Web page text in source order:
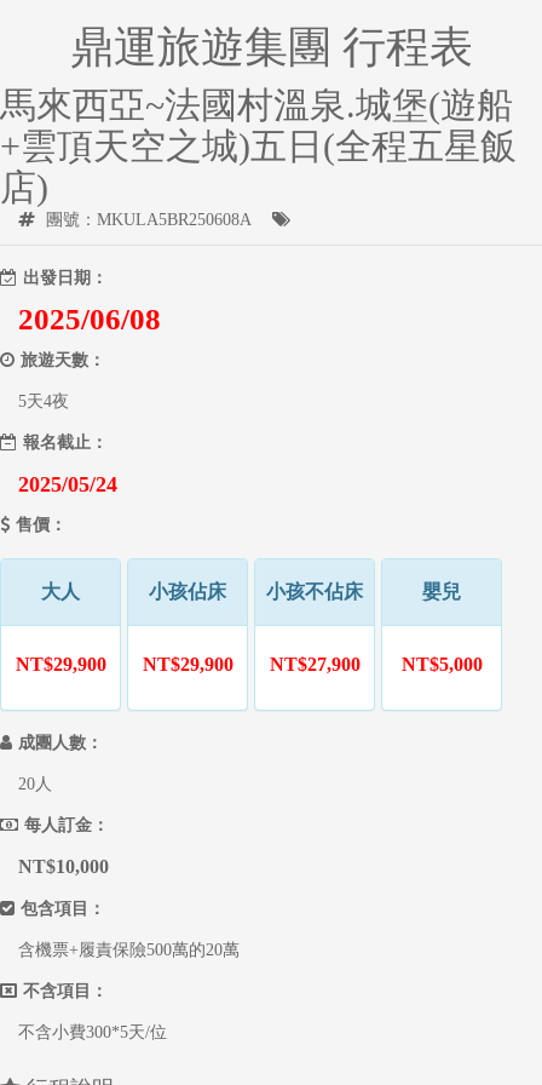
鼎運旅遊集團 行程表
馬來西亞~法國村溫泉.城堡(遊船
+雲頂天空之城)五日(全程五星飯
店)
團號：MKULA5BR250608A
出發日期：
2025/06/08
旅遊天數：
5天4夜
報名截止：
2025/05/24
售價：
大人
NT$29,900
小孩佔床
NT$29,900
小孩不佔床
NT$27,900
嬰兒
NT$5,000
成團人數：
20人
每人訂金：
NT$10,000
包含項目：
含機票+履責保險500萬的20萬
不含項目：
不含小費300*5天/位